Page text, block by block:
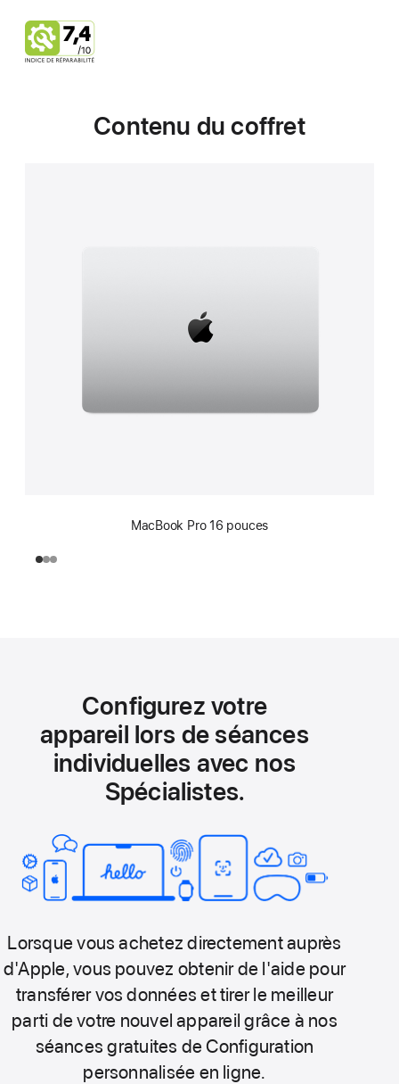
Contenu du coffret
MacBook Pro 16 pouces
Configurez votre
appareil lors de séances
individuelles avec nos
Spécialistes.
Lorsque vous achetez directement auprès
d'Apple, vous pouvez obtenir de l'aide pour
transférer vos données et tirer le meilleur
parti de votre nouvel appareil grâce à nos
séances gratuites de Configuration
personnalisée en ligne.